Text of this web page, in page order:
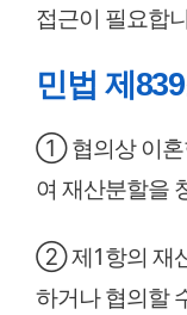
접근이 필요합
민법 제
① 협의상 이혼
여 재산분할을
② 제1항의 재
하거나 협의할